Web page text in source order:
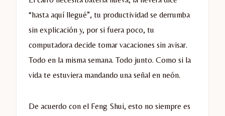
“hasta aquí llegué”, tu productividad se derrumba
sin explicación y, por si fuera poco, tu
computadora decide tomar vacaciones sin avisar.
Todo en la misma semana. Todo junto. Como si la
vida te estuviera mandando una señal en neón.
De acuerdo con el Feng Shui, esto no siempre es